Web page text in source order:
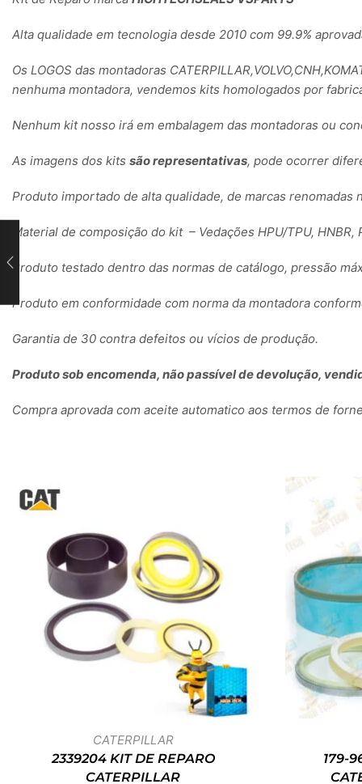
Alta qualidade em tecnologia desde 2010 com 99.9%
Os LOGOS das montadoras
nenhuma montadora, vendemos kits homologados por
Nenhum kit nosso irá em embalagem das montadoras ou
As imagens dos kits são representativas, pode ocorrer
Produto importado de alta qualidade, de marcas
Material de composição do kit – Vedações HPU/TPU,
Produto testado dentro das normas de catálogo, pressão
Produto em conformidade com norma da montadora
Garantia de 30 contra defeitos ou vícios de produção.
Produto sob encomenda, não passível de devolução,
Compra aprovada com aceite automatico aos termos de
CATERPILLAR
2339204 KIT DE REPARO
CATERPILLAR
179-